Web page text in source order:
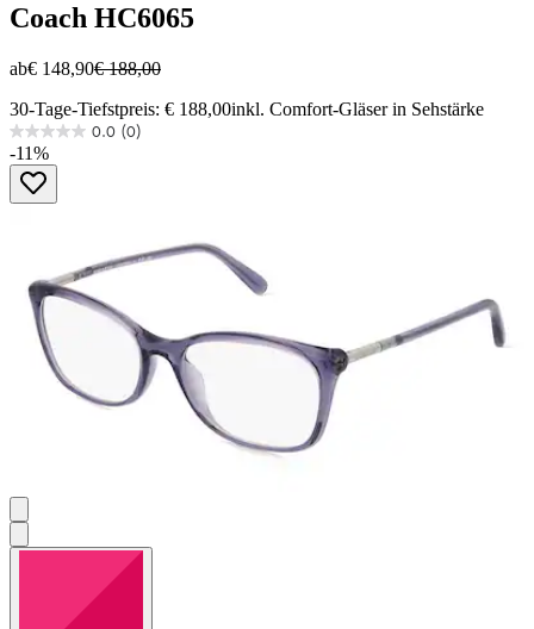
Coach HC6065
ab€ 148,90€ 188,00
30-Tage-Tiefstpreis: € 188,00inkl. Comfort-Gläser in Sehstärke
0.0 (0)
0.0
von
Sternen.
-11%